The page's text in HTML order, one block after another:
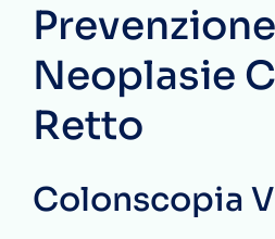
Prevenzione
Neoplasie
Retto
Colonscopia